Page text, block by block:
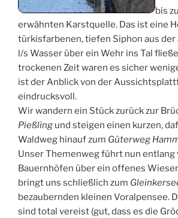
bis
erwähnten Karstquelle. Das ist eine
türkisfarbenen, tiefen Siphon aus
l/s Wasser über ein Wehr ins Tal
trockenen Zeit waren es sicher
ist der Anblick von der
eindrucksvoll.
Wir wandern ein Stück zurück zur
Pießling und steigen einen kurzen,
Waldweg hinauf zum Güterweg
Unser Themenweg führt nun entlang
Bauernhöfen über ein offenes
bringt uns schließlich zum
bezaubernden kleinen Voralpensee.
sind total vereist (gut, dass es die